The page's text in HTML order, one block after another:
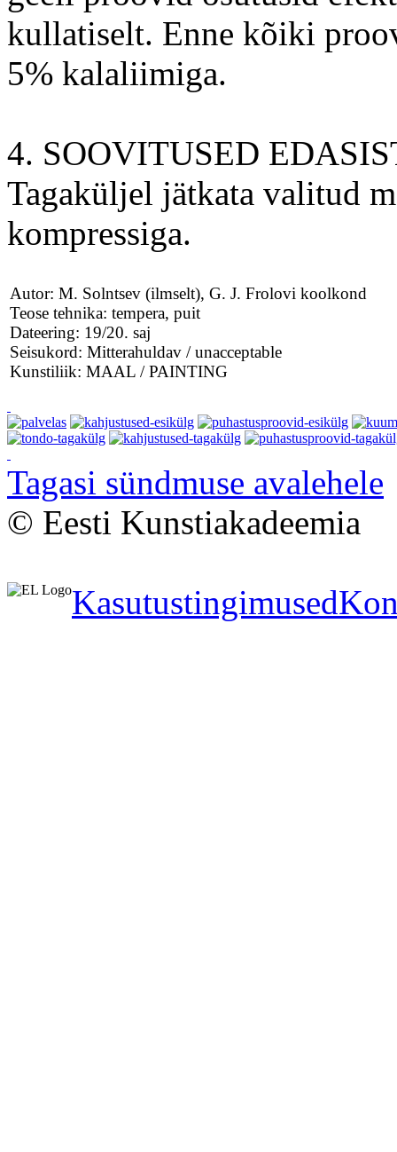
kullatiselt. Enne kõiki
5% kalaliimiga.
4. SOOVITUSED
Tagaküljel jätkata valitud
kompressiga.
Autor: M. Solntsev (ilmselt), G. J. Frolovi koolkond
Teose tehnika: tempera, puit
Dateering: 19/20. saj
Seisukord: Mitterahuldav / unacceptable
Kunstiliik: MAAL / PAINTING
Tagasi sündmuse avalehele
© Eesti Kunstiakadeemia
Kasutustingimused